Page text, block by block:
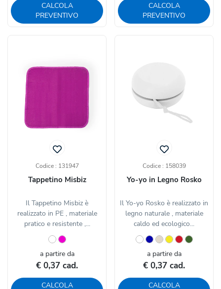
CALCOLA
PREVENTIVO
CALCOLA
PREVENTIVO
Codice : 131947
Tappetino Misbiz
Il Tappetino Misbiz è
realizzato in PE , materiale
pratico e resistente ,...
a partire da
€ 0,37 cad.
CALCOLA
Codice : 158039
Yo-yo in Legno Rosko
Il Yo-yo Rosko è realizzato in
legno naturale , materiale
caldo ed ecologico...
a partire da
€ 0,37 cad.
CALCOLA